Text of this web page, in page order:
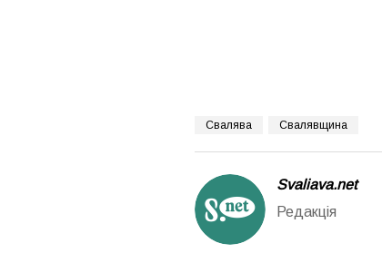
Свалява Свалявщина
Svaliava.net
Редакція